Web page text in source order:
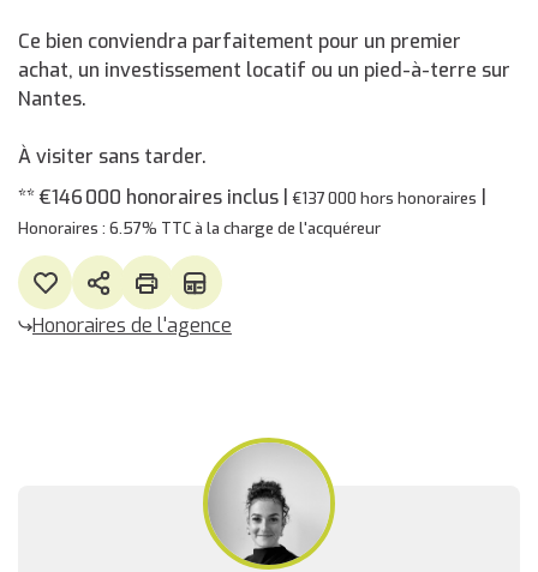
Ce bien conviendra parfaitement pour un premier
achat, un investissement locatif ou un pied-à-terre sur
Nantes.
À visiter sans tarder.
** €146 000 honoraires inclus €137 000 hors honoraires
Honoraires : 6.57% TTC à la charge de l'acquéreur
Honoraires de l'agence